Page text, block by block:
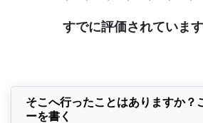
すでに評価されています
そこへ行ったことはありますか？
ーを書く